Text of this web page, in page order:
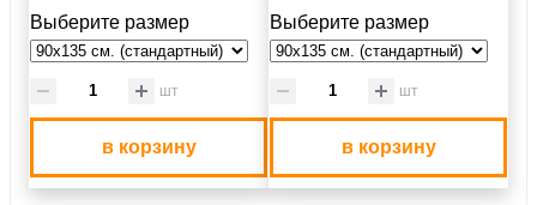
Выберите размер
шт
в корзину
Выберите размер
шт
в корзину